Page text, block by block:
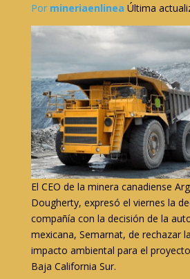
Por mineriaenlinea Última
El CEO de la minera canadiense
Dougherty, expresó el viernes la
compañía con la decisión de la
mexicana, Semarnat, de rechazar
impacto ambiental para el
Baja California Sur.